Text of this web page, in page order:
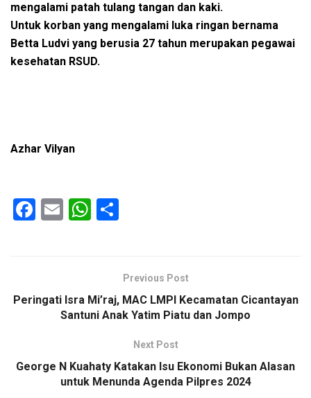
mengalami patah tulang tangan dan kaki.
Untuk korban yang mengalami luka ringan bernama
Betta Ludvi yang berusia 27 tahun merupakan pegawai
kesehatan RSUD.
Azhar Vilyan
F
o
E
W
A
p
ePrevious Post
Peringati Isra Mi’raj, MAC LMPI Kecamatan Cicantayan
Santuni Anak Yatim Piatu dan Jompo
Next Post
George N Kuahaty Katakan Isu Ekonomi Bukan Alasan
untuk Menunda Agenda Pilpres 2024